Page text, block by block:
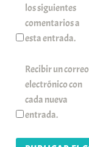
los siguientes
comentarios a
esta entrada.
Recibir un correo
electrónico con
cada nueva
entrada.